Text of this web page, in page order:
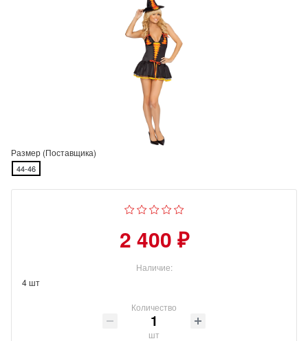
Размер (Поставщика)
44-46
2 400 ₽
Наличие:
4 шт
Количество
шт